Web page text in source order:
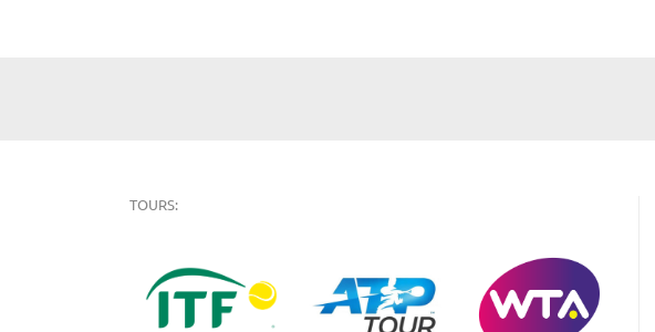
TOURS: